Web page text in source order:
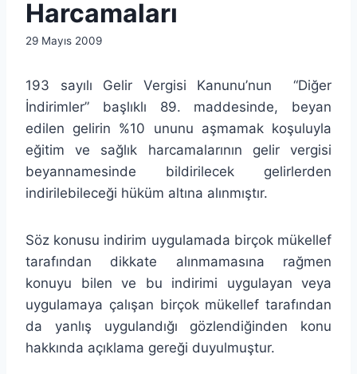
Harcamaları
By
29 Mayıs 2009
193 sayılı Gelir Vergisi Kanunu’nun “Diğer
İndirimler” başlıklı 89. maddesinde, beyan
edilen gelirin %10 ununu aşmamak koşuluyla
eğitim ve sağlık harcamalarının gelir vergisi
beyannamesinde bildirilecek gelirlerden
indirilebileceği hüküm altına alınmıştır.
Söz konusu indirim uygulamada birçok mükellef
tarafından dikkate alınmamasına rağmen
konuyu bilen ve bu indirimi uygulayan veya
uygulamaya çalışan birçok mükellef tarafından
da yanlış uygulandığı gözlendiğinden konu
hakkında açıklama gereği duyulmuştur.